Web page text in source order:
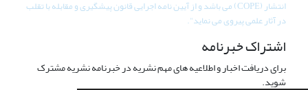
انتشار (COPE) می باشد و از آیین نامه اجرایی قانون پیشگیری و مقابله با تقلب
در آثار علمی پیروی می نماید".
اشتراک خبرنامه
برای دریافت اخبار و اطلاعیه های مهم نشریه در خبرنامه نشریه مشترک
شوید.